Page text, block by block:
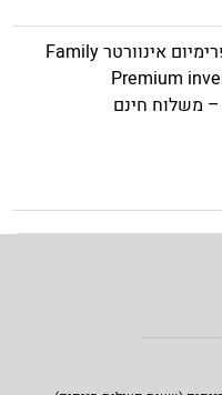
מזגן פמילי פרימיום אינוורטר Family
Premium